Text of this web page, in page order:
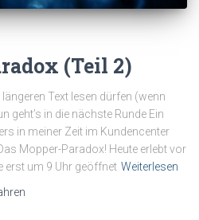
(Teil 2)
Text lesen dürfen (wenn
geht’s in die nächste Runde Ein
in meiner Zeit im Kundencenter
Mopper-Paradox! Heute erlebt vor
erst um 9 Uhr geöffnet Weiterlesen